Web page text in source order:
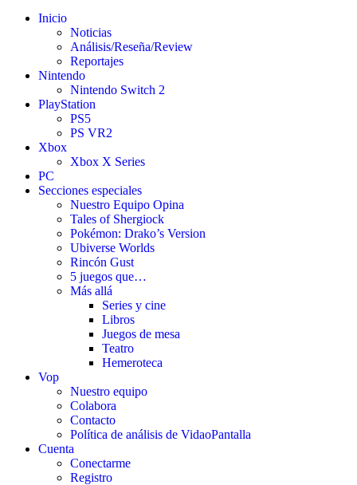
Inicio
Noticias
Análisis/Reseña/Review
Reportajes
Nintendo
Nintendo Switch 2
PlayStation
PS5
PS VR2
Xbox
Xbox X Series
PC
Secciones especiales
Nuestro Equipo Opina
Tales of Shergiock
Pokémon: Drako’s Version
Ubiverse Worlds
Rincón Gust
5 juegos que…
Más allá
Series y cine
Libros
Juegos de mesa
Teatro
Hemeroteca
Vop
Nuestro equipo
Colabora
Contacto
Política de análisis de VidaoPantalla
Cuenta
Conectarme
Registro